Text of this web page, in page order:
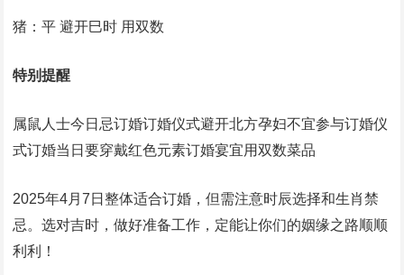
猪：平 避开巳时 用双数
特别提醒
属鼠人士今日忌订婚订婚仪式避开北方孕妇不宜参与订婚仪
式订婚当日要穿戴红色元素订婚宴宜用双数菜品
2025年4月7日整体适合订婚，但需注意时辰选择和生肖禁
忌。选对吉时，做好准备工作，定能让你们的姻缘之路顺顺
利利！